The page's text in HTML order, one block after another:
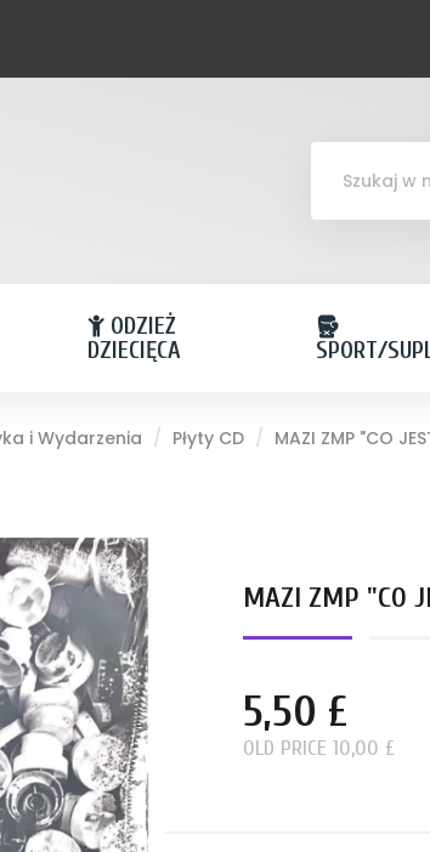
ODZIEŻ
DZIECIĘCA
SPORT/
i Wydarzenia Płyty CD MAZI ZMP "CO
MAZI ZMP "CO
5,50 £
OLD PRICE 10,00 £